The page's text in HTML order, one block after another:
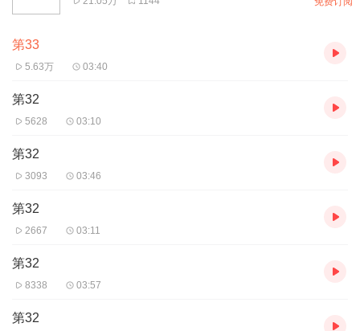
第33
5.63万 03:40
第32
5628 03:10
第32
3093 03:46
第32
2667 03:11
第32
8338 03:57
第32